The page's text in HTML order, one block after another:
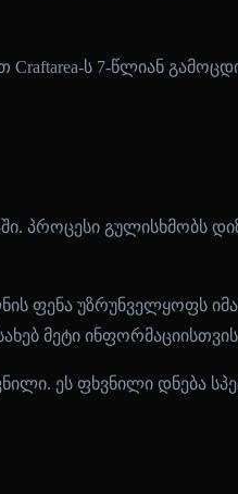
Craftarea-ს 7-წლიან
პროცესი გულისხმობს
ფენა უზრუნველყოფს
მეტი
ეს ფხვნილი დნება